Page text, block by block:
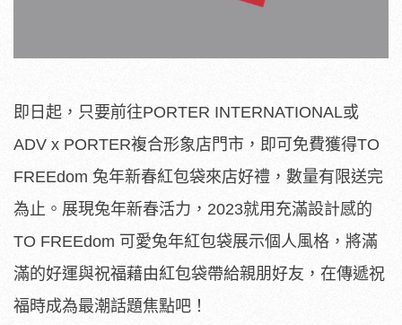
即日起，只要前往PORTER INTERNATIONAL或
ADV x PORTER複合形象店門市，即可免費獲得TO
FREEdom 兔年新春紅包袋來店好禮，數量有限送完
為止。展現兔年新春活力，2023就用充滿設計感的
TO FREEdom 可愛兔年紅包袋展示個人風格，將滿
滿的好運與祝福藉由紅包袋帶給親朋好友，在傳遞祝
福時成為最潮話題焦點吧！